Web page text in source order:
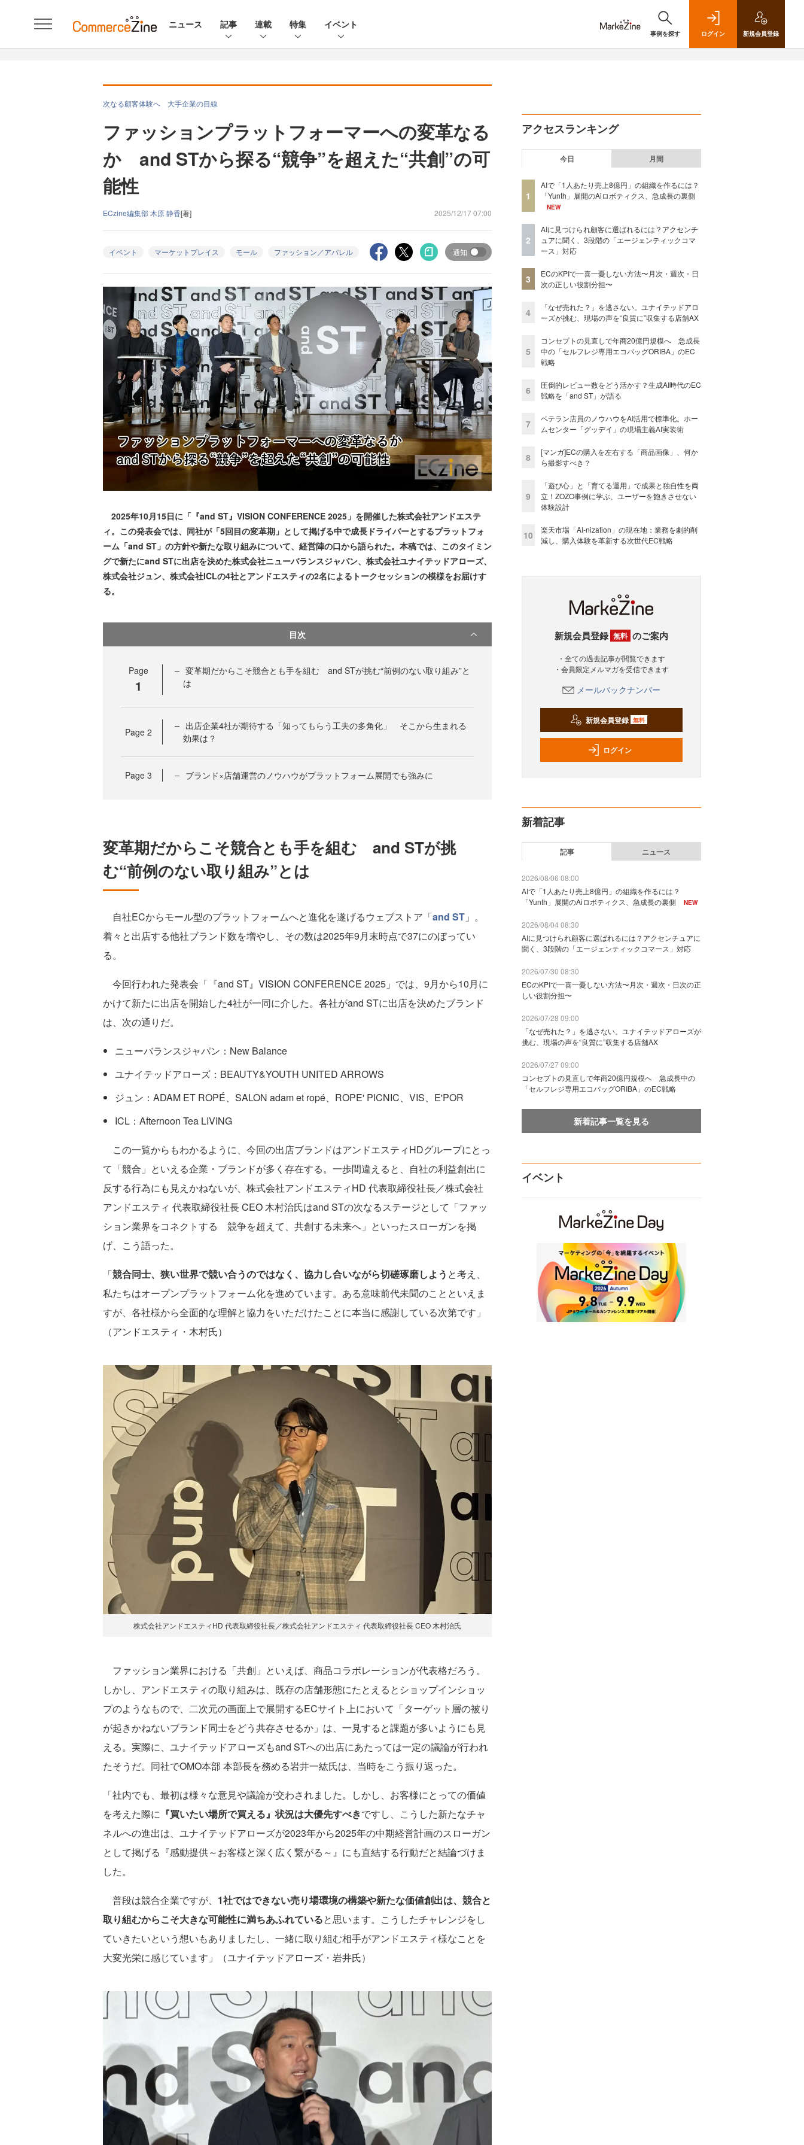
ニュース 記事 連載 特集 イベント
事例を探す ログイン 新規会員登録
次なる顧客体験へ 大手企業の目線
ファッションプラットフォーマーへの変革なる
か and STから探る“競争”を超えた“共創”の可
能性
ECzine編集部 木原 静香[著] 2025/12/17 07:00
イベント マーケットプレイス モール ファッション／アパレル 通知
2025年10月15日に「『and ST』VISION CONFERENCE 2025」を開催した株式会社アンドエステ
ィ。この発表会では、同社が「5回目の変革期」として掲げる中で成長ドライバーとするプラットフォ
ーム「and ST」の方針や新たな取り組みについて、経営陣の口から語られた。本稿では、このタイミン
グで新たにand STに出店を決めた株式会社ニューバランスジャパン、株式会社ユナイテッドアローズ、
株式会社ジュン、株式会社ICLの4社とアンドエスティの2名によるトークセッションの模様をお届けす
る。
目次
Page
1
変革期だからこそ競合とも手を組む and STが挑む“前例のない取り組み”と
は
Page 2
出店企業4社が期待する「知ってもらう工夫の多角化」 そこから生まれる
効果は？
Page 3 ブランド×店舗運営のノウハウがプラットフォーム展開でも強みに
変革期だからこそ競合とも手を組む and STが挑
む“前例のない取り組み”とは
自社ECからモール型のプラットフォームへと進化を遂げるウェブストア「and ST 」。
着々と出店する他社ブランド数を増やし、その数は2025年9月末時点で37にのぼってい
る。
今回行われた発表会「『and ST』VISION CONFERENCE 2025」では、9月から10月に
かけて新たに出店を開始した4社が一同に介した。各社がand STに出店を決めたブランド
は、次の通りだ。
ニューバランスジャパン：New Balance
ユナイテッドアローズ：BEAUTY&YOUTH UNITED ARROWS
ジュン：ADAM ET ROPÉ、SALON adam et ropé、ROPE' PICNIC、VIS、E'POR
ICL：Afternoon Tea LIVING
この一覧からもわかるように、今回の出店ブランドはアンドエスティHDグループにとっ
て「競合」といえる企業・ブランドが多く存在する。一歩間違えると、自社の利益創出に
反する行為にも見えかねないが、株式会社アンドエスティHD 代表取締役社長／株式会社
アンドエスティ 代表取締役社長 CEO 木村治氏はand STの次なるステージとして「ファッ
ション業界をコネクトする 競争を超えて、共創する未来へ」といったスローガンを掲
げ、こう語った。
「競合同士、狭い世界で競い合うのではなく、協力し合いながら切磋琢磨しよう と考え、
私たちはオープンプラットフォーム化を進めています。ある意味前代未聞のことといえま
すが、各社様から全面的な理解と協力をいただけたことに本当に感謝している次第です」
（アンドエスティ・木村氏）
株式会社アンドエスティHD 代表取締役社長／株式会社アンドエスティ 代表取締役社長 CEO 木村治氏
ファッション業界における「共創」といえば、商品コラボレーションが代表格だろう。
しかし、アンドエスティの取り組みは、既存の店舗形態にたとえるとショップインショッ
プのようなもので、二次元の画面上で展開するECサイト上において「ターゲット層の被り
が起きかねないブランド同士をどう共存させるか」は、一見すると課題が多いようにも見
える。実際に、ユナイテッドアローズもand STへの出店にあたっては一定の議論が行われ
たそうだ。同社でOMO本部 本部長を務める岩井一紘氏は、当時をこう振り返った。
「社内でも、最初は様々な意見や議論が交わされました。しかし、お客様にとっての価値
を考えた際に 『買いたい場所で買える』状況は大優先すべきですし、こうした新たなチャ
ネルへの進出は、ユナイテッドアローズが2023年から2025年の中期経営計画のスローガン
として掲げる『感動提供～お客様と深く広く繋がる～』にも直結する行動だと結論づけま
した。
普段は競合企業ですが、 1社ではできない売り場環境の構築や新たな価値創出は、競合と
取り組むからこそ大きな可能性に満ちあふれていると思います。こうしたチャレンジをし
ていきたいという想いもありましたし、一緒に取り組む相手がアンドエスティ様なことを
大変光栄に感じています」（ユナイテッドアローズ・岩井氏）
アクセスランキング
今日 月間
1
AIで「1人あたり売上8億円」の組織を作るには？
「Yunth」展開のAiロボティクス、急成長の裏側
NEW
2
AIに見つけられ顧客に選ばれるには？アクセンチ
ュアに聞く、3段階の「エージェンティックコマ
ース」対応
3
ECのKPIで一喜一憂しない方法〜月次・週次・日
次の正しい役割分担〜
4
「なぜ売れた？」を逃さない。ユナイテッドアロ
ーズが挑む、現場の声を“良質に”収集する店舗AX
5
コンセプトの見直しで年商20億円規模へ 急成長
中の「セルフレジ専用エコバッグORIBA」のEC
戦略
6
圧倒的レビュー数をどう活かす？生成AI時代のEC
戦略を「and ST」が語る
7
ベテラン店員のノウハウをAI活用で標準化。ホー
ムセンター「グッデイ」の現場主義AI実装術
8
[マンガ]ECの購入を左右する「商品画像」、何か
ら撮影すべき？
9
「遊び心」と「育てる運用」で成果と独自性を両
立！ZOZO事例に学ぶ、ユーザーを飽きさせない
体験設計
10
楽天市場「AI-nization」の現在地：業務を劇的削
減し、購入体験を革新する次世代EC戦略
新規会員登録 無料 のご案内
・全ての過去記事が閲覧できます
・会員限定メルマガを受信できます
メールバックナンバー
新規会員登録 無料
ログイン
新着記事
記事 ニュース
2026/08/06 08:00
AIで「1人あたり売上8億円」の組織を作るには？
「Yunth」展開のAiロボティクス、急成長の裏側
NEW
2026/08/04 08:30
AIに見つけられ顧客に選ばれるには？アクセンチュアに
聞く、3段階の「エージェンティックコマース」対応
2026/07/30 08:30
ECのKPIで一喜一憂しない方法〜月次・週次・日次の正
しい役割分担〜
2026/07/28 09:00
「なぜ売れた？」を逃さない。ユナイテッドアローズが
挑む、現場の声を“良質に”収集する店舗AX
2026/07/27 09:00
コンセプトの見直しで年商20億円規模へ 急成長中の
「セルフレジ専用エコバッグORIBA」のEC戦略
新着記事一覧を見る
イベント